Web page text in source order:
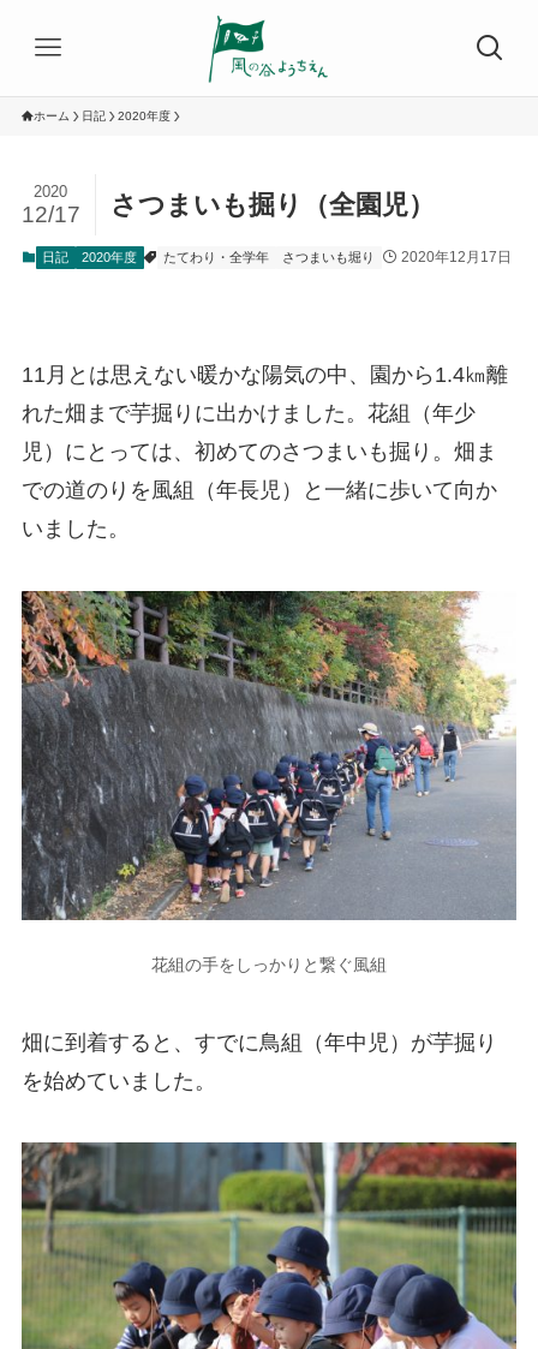
ホーム 日記 2020年度
さつまいも掘り（全園児）
2020
12/17
日記 2020年度 たてわり・全学年 さつまいも堀り 2020年12月17日
11月とは思えない暖かな陽気の中、園から1.4㎞離
れた畑まで芋掘りに出かけました。花組（年少
児）にとっては、初めてのさつまいも掘り。畑ま
での道のりを風組（年長児）と一緒に歩いて向か
いました。
花組の手をしっかりと繋ぐ風組
畑に到着すると、すでに鳥組（年中児）が芋掘り
を始めていました。